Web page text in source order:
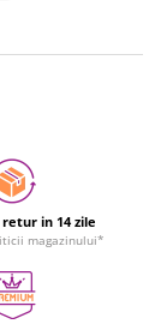
in 14 zile
magazinului*